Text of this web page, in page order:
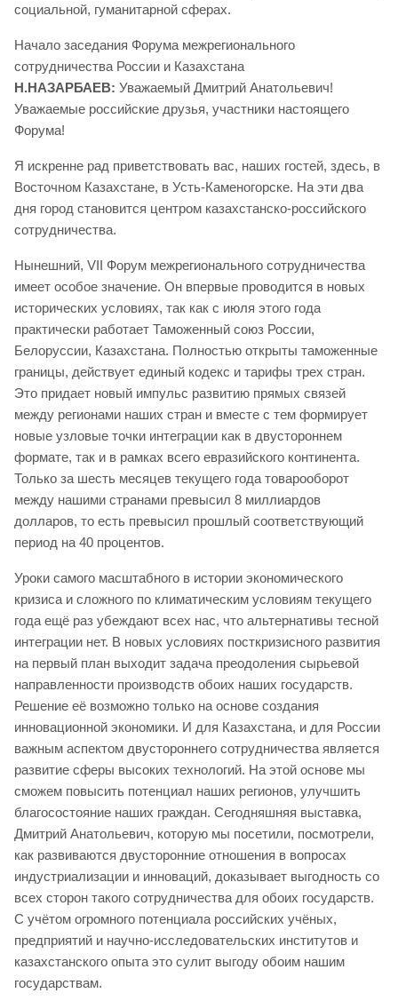
социальной, гуманитарной сферах.
Начало заседания Форума межрегионального
сотрудничества России и Казахстана
Н.НАЗАРБАЕВ: Уважаемый Дмитрий Анатольевич!
Уважаемые российские друзья, участники настоящего
Форума!
Я искренне рад приветствовать вас, наших гостей, здесь, в
Восточном Казахстане, в Усть-Каменогорске. На эти два
дня город становится центром казахстанско-российского
сотрудничества.
Нынешний, VII Форум межрегионального сотрудничества
имеет особое значение. Он впервые проводится в новых
исторических условиях, так как с июля этого года
практически работает Таможенный союз России,
Белоруссии, Казахстана. Полностью открыты таможенные
границы, действует единый кодекс и тарифы трех стран.
Это придает новый импульс развитию прямых связей
между регионами наших стран и вместе с тем формирует
новые узловые точки интеграции как в двустороннем
формате, так и в рамках всего евразийского континента.
Только за шесть месяцев текущего года товарооборот
между нашими странами превысил 8 миллиардов
долларов, то есть превысил прошлый соответствующий
период на 40 процентов.
Уроки самого масштабного в истории экономического
кризиса и сложного по климатическим условиям текущего
года ещё раз убеждают всех нас, что альтернативы тесной
интеграции нет. В новых условиях посткризисного развития
на первый план выходит задача преодоления сырьевой
направленности производств обоих наших государств.
Решение её возможно только на основе создания
инновационной экономики. И для Казахстана, и для России
важным аспектом двустороннего сотрудничества является
развитие сферы высоких технологий. На этой основе мы
сможем повысить потенциал наших регионов, улучшить
благосостояние наших граждан. Сегодняшняя выставка,
Дмитрий Анатольевич, которую мы посетили, посмотрели,
как развиваются двусторонние отношения в вопросах
индустриализации и инноваций, доказывает выгодность со
всех сторон такого сотрудничества для обоих государств.
С учётом огромного потенциала российских учёных,
предприятий и научно-исследовательских институтов и
казахстанского опыта это сулит выгоду обоим нашим
государствам.